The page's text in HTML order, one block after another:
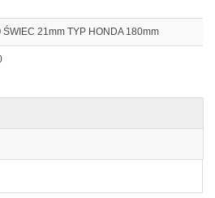
ŚWIEC 21mm TYP HONDA 180mm